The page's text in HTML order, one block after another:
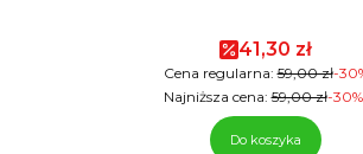
Cena
41,30 zł
Cena regularna: 59,00 zł-
Najniższa cena: 59,00 zł-30%
Do koszyka